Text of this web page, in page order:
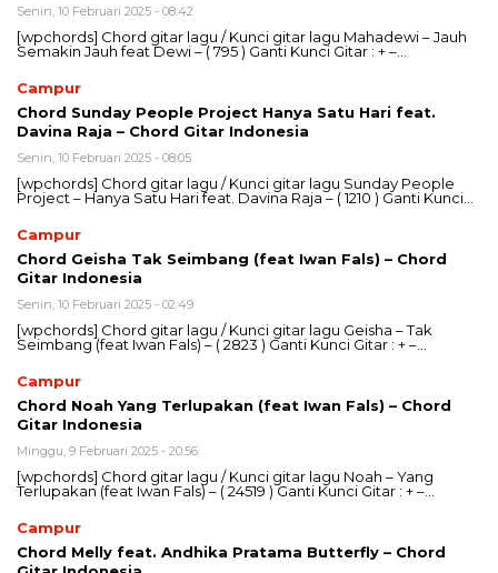
Senin, 10 Februari 2025 - 08:42
[wpchords] Chord gitar lagu / Kunci gitar lagu Mahadewi – Jauh
Semakin Jauh feat Dewi – ( 795 ) Ganti Kunci Gitar : + –…
Campur
Chord Sunday People Project Hanya Satu Hari feat.
Davina Raja – Chord Gitar Indonesia
Senin, 10 Februari 2025 - 08:05
[wpchords] Chord gitar lagu / Kunci gitar lagu Sunday People
Project – Hanya Satu Hari feat. Davina Raja – ( 1210 ) Ganti Kunci…
Campur
Chord Geisha Tak Seimbang (feat Iwan Fals) – Chord
Gitar Indonesia
Senin, 10 Februari 2025 - 02:49
[wpchords] Chord gitar lagu / Kunci gitar lagu Geisha – Tak
Seimbang (feat Iwan Fals) – ( 2823 ) Ganti Kunci Gitar : + –…
Campur
Chord Noah Yang Terlupakan (feat Iwan Fals) – Chord
Gitar Indonesia
Minggu, 9 Februari 2025 - 20:56
[wpchords] Chord gitar lagu / Kunci gitar lagu Noah – Yang
Terlupakan (feat Iwan Fals) – ( 24519 ) Ganti Kunci Gitar : + –…
Campur
Chord Melly feat. Andhika Pratama Butterfly – Chord